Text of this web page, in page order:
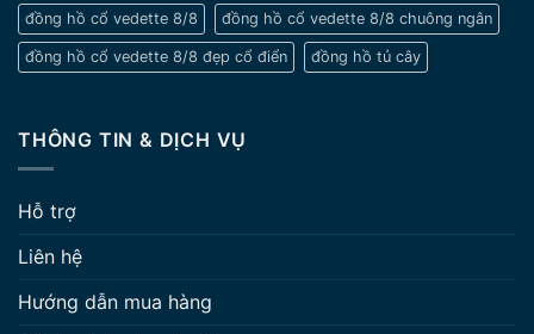
đồng hồ cổ vedette 8/8 đồng hồ cổ vedette 8/8 chuông ngân
đồng hồ cổ vedette 8/8 đẹp cổ điển đồng hồ tủ cây
THÔNG TIN & DỊCH VỤ
Hỗ trợ
Liên hệ
Hướng dẫn mua hàng